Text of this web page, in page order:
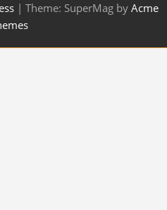
| Theme: SuperMag by Acme